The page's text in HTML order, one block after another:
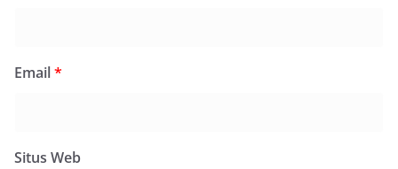
Email*
Situs Web